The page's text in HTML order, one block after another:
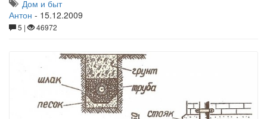
Дом и быт
Антон - 15.12.2009
5 | 46972